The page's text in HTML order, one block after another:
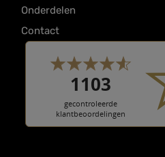
Onderdelen
Contact